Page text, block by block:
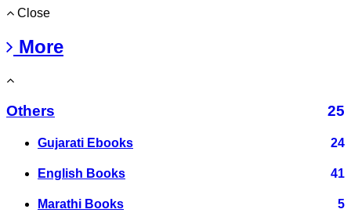
Close
More
Others 25
Gujarati Ebooks 24
English Books 41
Marathi Books 5